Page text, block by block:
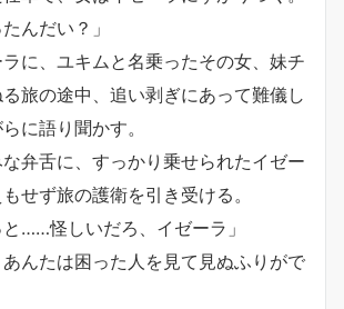
んだい？」
に、ユキムと名乗ったその女、妹チ
旅の途中、追い剥ぎにあって難儀し
に語り聞かす。
弁舌に、すっかり乗せられたイゼー
せず旅の護衛を引き受ける。
と……怪しいだろ、イゼーラ」
んたは困った人を見て見ぬふりがで